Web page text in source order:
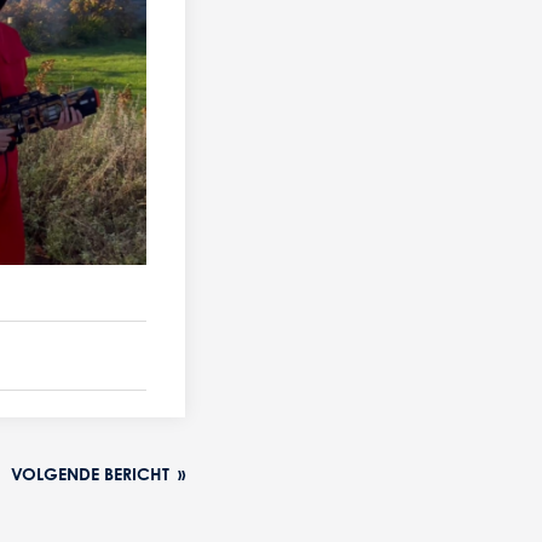
VOLGENDE BERICHT »